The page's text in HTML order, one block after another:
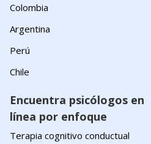
Colombia
Argentina
Perú
Chile
Encuentra psicólogos en
línea por enfoque
Terapia cognitivo conductual